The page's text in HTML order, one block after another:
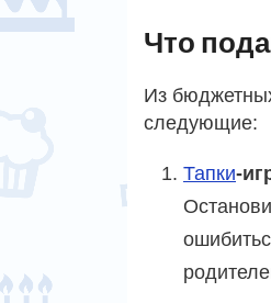
Что
Из
следующие:
Тапки-